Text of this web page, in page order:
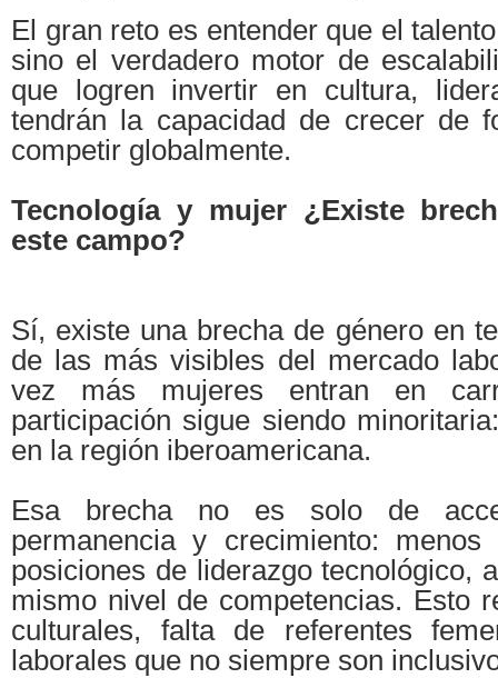
El gran reto es entender que el
sino el verdadero motor de
que logren invertir en cultura,
tendrán la capacidad de crecer de
competir globalmente.
Tecnología y mujer ¿Existe
este campo?
Sí, existe una brecha de género en
de las más visibles del mercado
vez más mujeres entran en
participación sigue siendo
en la región iberoamericana.
Esa brecha no es solo de
permanencia y crecimiento:
posiciones de liderazgo tecnológico,
mismo nivel de competencias. Esto
culturales, falta de referentes
laborales que no siempre son